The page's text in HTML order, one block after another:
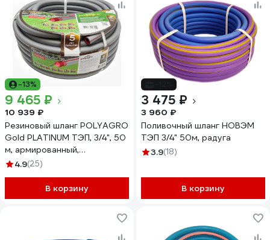
-13%
9 465 ₽
10 939 ₽
Резиновый шланг POLYAGRO
Gold PLATINUM ТЭП, 3/4", 50
м, армированный,
трёхслойный,
4.9(25)
В корзину
3 475 ₽
3 960 ₽
Поливочный шланг НОВЭМ
ТЭП 3/4" 50м, радуга
3.9(18)
В корзину